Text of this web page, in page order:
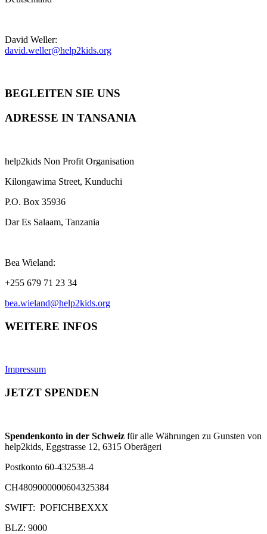
David Weller:
david.weller@help2kids.org
BEGLEITEN SIE UNS
ADRESSE IN TANSANIA
help2kids Non Profit Organisation
Kilongawima Street, Kunduchi
P.O. Box 35936
Dar Es Salaam, Tanzania
Bea Wieland:
+255 679 71 23 34
bea.wieland@help2kids.org
WEITERE INFOS
Impressum
JETZT SPENDEN
Spendenkonto in der Schweiz für alle Währungen zu Gunsten von
help2kids, Eggstrasse 12, 6315 Oberägeri
Postkonto 60-432538-4
CH4809000000604325384
SWIFT: POFICHBEXXX
BLZ: 9000